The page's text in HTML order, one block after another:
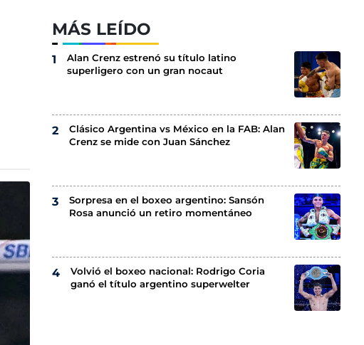
MÁS LEÍDO
Alan Crenz estrenó su título latino
superligero con un gran nocaut
Clásico Argentina vs México en la FAB: Alan
Crenz se mide con Juan Sánchez
Sorpresa en el boxeo argentino: Sansón
Rosa anunció un retiro momentáneo
Volvió el boxeo nacional: Rodrigo Coria
ganó el título argentino superwelter